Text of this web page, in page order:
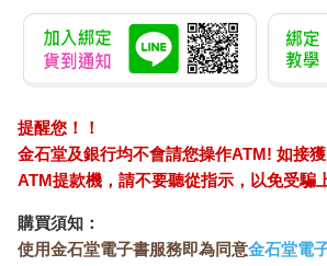
提醒您！！
金石堂及銀行均不會請您操作ATM! 如接
ATM提款機，請不要聽從指示，以免受騙
購買須知：
使用金石堂電子書服務即為同意金石堂電